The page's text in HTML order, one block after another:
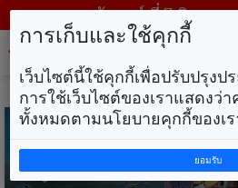
วันศุกร์ ที่ 7 สิงหาค
การเก็บและใช้คุกกี้
เว็บไซต์นี้ใช้คุกกี้เพื่อปรับปรุง
การใช้เว็บไซต์ของเราแสดง
ทั้งหมดตามนโยบายคุกกี้ของเร
ยอมรับ